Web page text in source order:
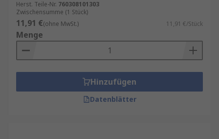
Herst. Teile-Nr. 760308101303
Zwischensumme (1 Stück)
11,91 €(ohne MwSt.) 11,91 €/Stück
Menge
Hinzufügen
Datenblätter